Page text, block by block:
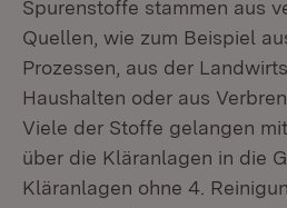
Spurenstoffe stammen aus
Quellen, wie zum Beispiel
Prozessen, aus der
Haushalten oder aus
Viele der Stoffe gelangen
über die Kläranlagen in die
Kläranlagen ohne 4.